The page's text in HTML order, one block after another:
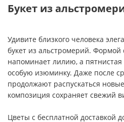
Букет из
Удивите близкого человека
букет из альстромерий. Формой
напоминает лилию, а
особую изюминку. Даже после
продолжают распускаться
композиция сохраняет свежий
Цветы с бесплатной доставкой